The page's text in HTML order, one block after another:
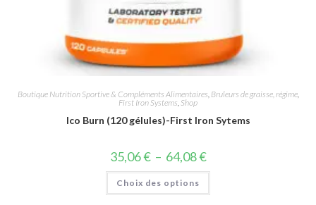
Boutique Nutrition Sportive & Compléments Alimentaires, Bruleurs de graisse, régime,
First Iron Systems, Shop
Ico Burn (120 gélules)-First Iron Sytems
35,06€ – 64,08€
Choix des options